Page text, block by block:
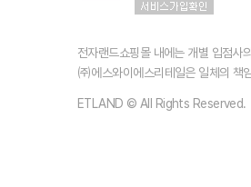
전자랜드쇼핑몰 내에는 개별 입점사
㈜에스와이에스리테일은 일체의 책
ETLAND © All Rights Reserved.